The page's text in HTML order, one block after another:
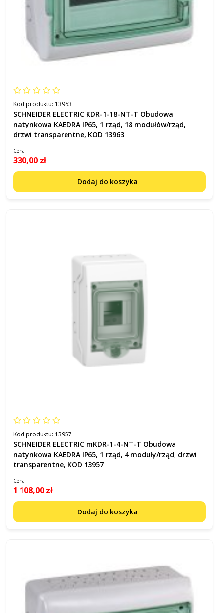
Kod produktu: 13963
SCHNEIDER ELECTRIC KDR-1-18-NT-T Obudowa
natynkowa KAEDRA IP65, 1 rząd, 18 modułów/rząd,
drzwi transparentne, KOD 13963
Cena
330,00 zł
Dodaj do koszyka
Kod produktu: 13957
SCHNEIDER ELECTRIC mKDR-1-4-NT-T Obudowa
natynkowa KAEDRA IP65, 1 rząd, 4 moduły/rząd, drzwi
transparentne, KOD 13957
Cena
1 108,00 zł
Dodaj do koszyka